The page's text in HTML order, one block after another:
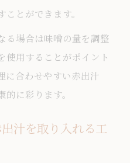
とができます。
る場合は味噌の量を調整
使用することがポイント
に合わせやすい赤出汁
に彩ります。
汁を取り入れる工